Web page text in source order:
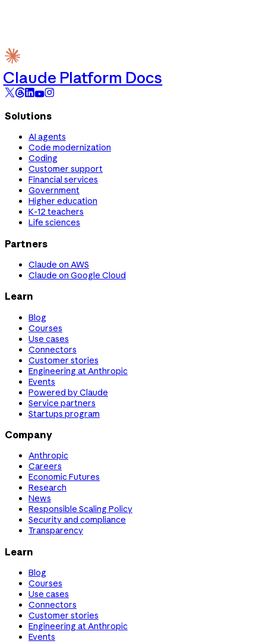
Claude Platform Docs
Solutions
AI agents
Code modernization
Coding
Customer support
Financial services
Government
Higher education
K-12 teachers
Life sciences
Partners
Claude on AWS
Claude on Google Cloud
Learn
Blog
Courses
Use cases
Connectors
Customer stories
Engineering at Anthropic
Events
Powered by Claude
Service partners
Startups program
Company
Anthropic
Careers
Economic Futures
Research
News
Responsible Scaling Policy
Security and compliance
Transparency
Learn
Blog
Courses
Use cases
Connectors
Customer stories
Engineering at Anthropic
Events